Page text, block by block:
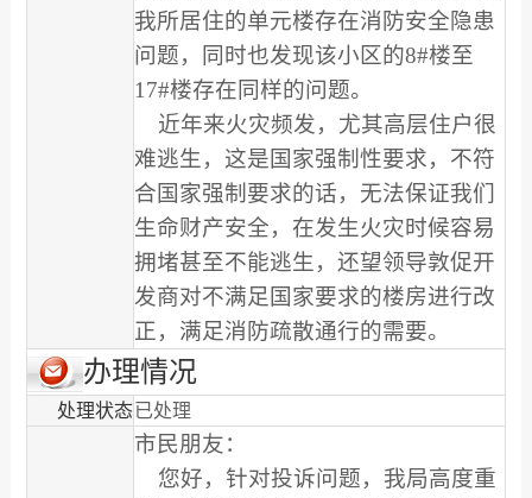
我所居住的单元楼存在消防安全隐患
问题，同时也发现该小区的8#楼至
17#楼存在同样的问题。
近年来火灾频发，尤其高层住户很
难逃生，这是国家强制性要求，不符
合国家强制要求的话，无法保证我们
生命财产安全，在发生火灾时候容易
拥堵甚至不能逃生，还望领导敦促开
发商对不满足国家要求的楼房进行改
正，满足消防疏散通行的需要。
办理情况
处理状态已处理
市民朋友：
您好，针对投诉问题，我局高度重